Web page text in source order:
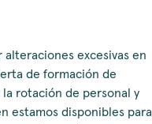
excesivas en
de formación de
rotación de personal y
estamos disponibles para